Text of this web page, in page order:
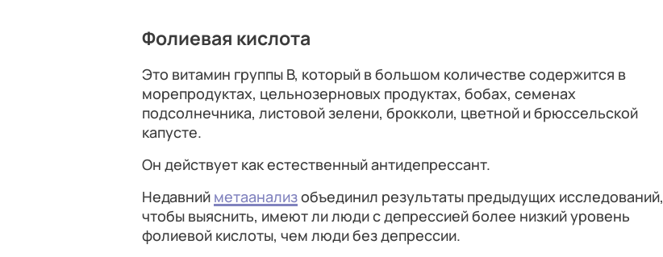
Фолиевая кислота
Это витамин группы В, который в большом количестве содержится в
морепродуктах, цельнозерновых продуктах, бобах, семенах
подсолнечника, листовой зелени, брокколи, цветной и брюссельской
капусте.
Он действует как естественный антидепрессант.
Недавний метаанализобъединил результаты предыдущих исследований,
чтобы выяснить, имеют ли люди с депрессией более низкий уровень
фолиевой кислоты, чем люди без депрессии.